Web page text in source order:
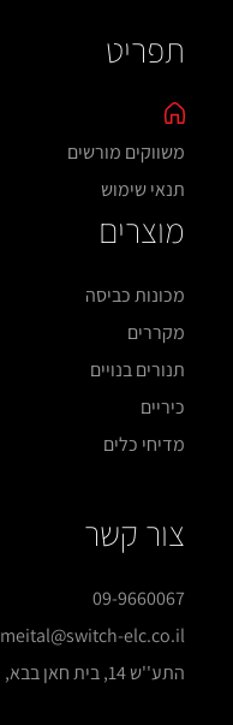
תפריט
משווקים מורשים
תנאי שימוש
מוצרים
מכונות כביסה
מקררים
תנורים בנויים
כיריים
מדיחי כלים
צור קשר
09-9660067
meital@switch-elc.co.il
התע''ש 14, בית חאן בבא, כפר סבא